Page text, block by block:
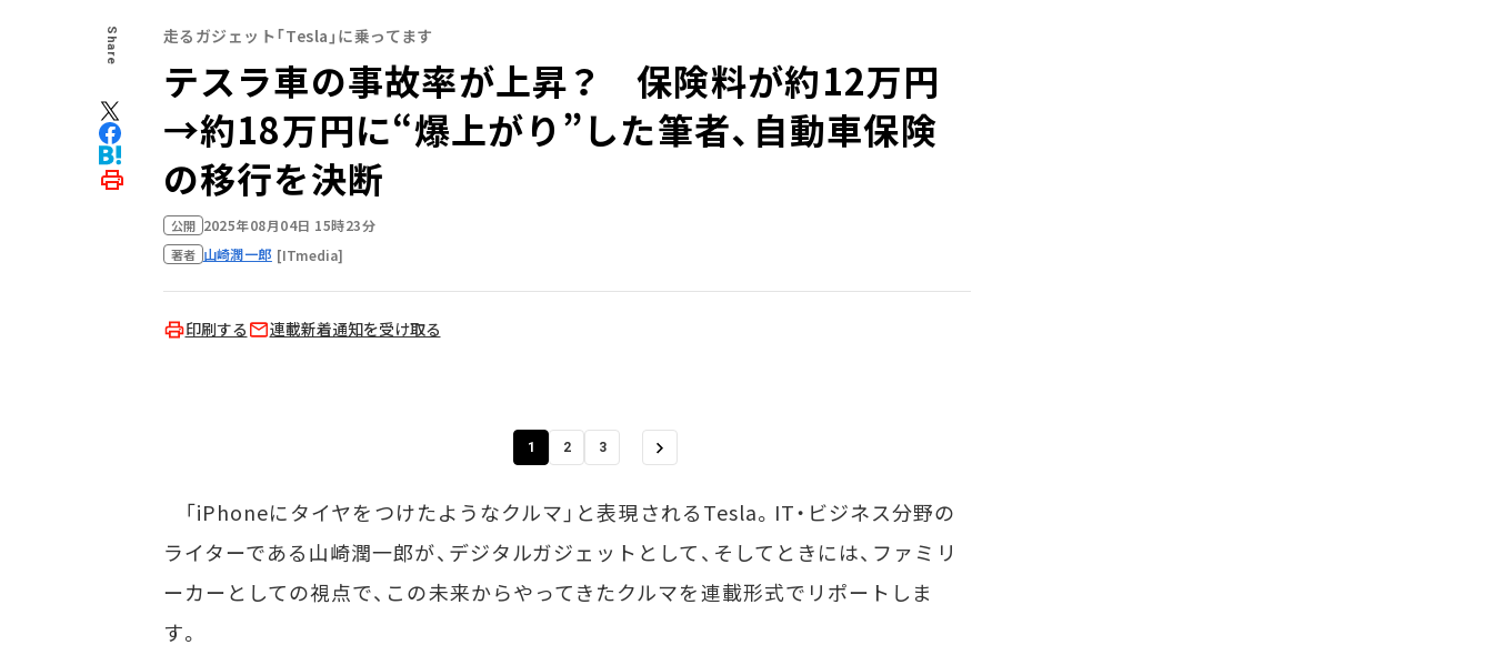
Share 走るガジェット「Tesla」に乗ってます
テスラ車の事故率が上昇？ 保険料が約12万円
→約18万円に“爆上がり”した筆者、自動車保険
の移行を決断
公開 2025年08月04日 15時23分
著者 山崎潤一郎 [ITmedia]
印刷する 連載新着通知を受け取る
1 2 3
「iPhoneにタイヤをつけたようなクルマ」と表現されるTesla。IT・ビジネス分野の
ライターである山崎潤一郎が、デジタルガジェットとして、そしてときには、ファミリ
ーカーとしての視点で、この未来からやってきたクルマを連載形式でリポートしま
す。